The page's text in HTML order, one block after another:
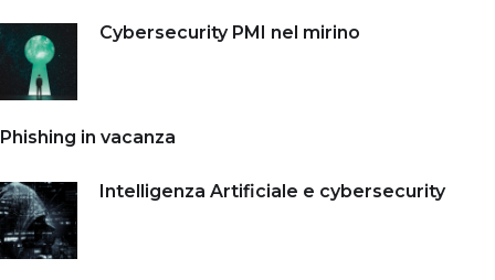
Cybersecurity PMI nel mirino
Phishing in vacanza
Intelligenza Artificiale e cybersecurity